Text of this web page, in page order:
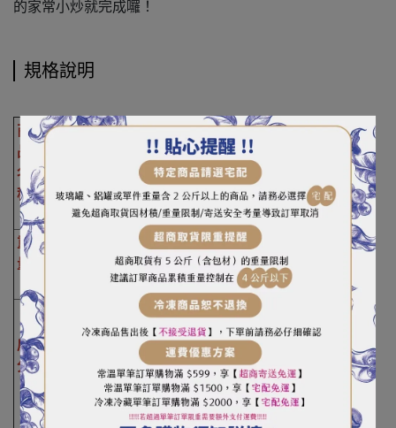
的家常小炒就完成囉！
規格說明
商
品
名
稱
安美燻雞肉片
重
量
成
分
帶皮雞胸肉、水、大豆蛋白、鹽、糖、品質改良劑
（多磷酸鈉、焦磷酸鉀、酸性焦磷酸鈉、多磷酸
鉀）、
抗氧化劑（異抗壞血酸鈉）、煙燻香料、調
味劑（胺基乙酸、DL-胺基丙 酸、琥珀二鈉、檸檬
酸鈉、
5'-次黃嘌呤核苷磷酸二鈉、5'-鳥嘌呤核苷磷
酸二鈉、保色劑（含鹽、亞硝酸鈉）